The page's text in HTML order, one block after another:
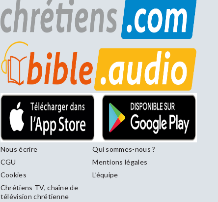
Nous écrire
Qui sommes-nous ?
CGU
Mentions légales
Cookies
L’équipe
Chrétiens TV, chaîne de
télévision chrétienne